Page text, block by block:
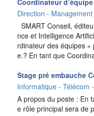
Coordinateur d’équipe
Direction - Management
SMART Conseil,
nce et Intelligence
rdinateur des équipes
e.? En tant que
Stage pré embauche
Informatique - Télécom
A propos du poste : En
e rôle principal sera de